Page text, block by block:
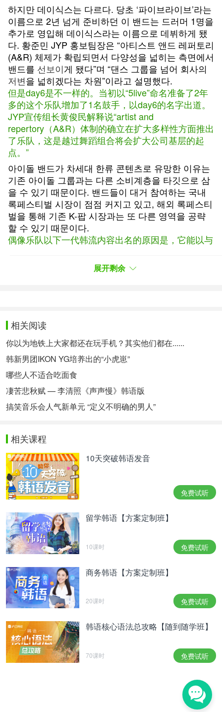
하지만 데이식스는 다르다. 당초 ‘파이브라이브’라는
이름으로 2년 넘게 준비하던 이 밴드는 드러머 1명을
추가로 영입해 데이식스라는 이름으로 데뷔하게 됐
다. 황준민 JYP 홍보팀장은 “아티스트 앤드 레퍼토리
(A&R) 체제가 확립되면서 다양성을 넓히는 측면에서
밴드를 선보이게 됐다”며 “댄스 그룹을 넘어 회사의
저변을 넓히겠다는 차원”이라고 설명했다.
但是day6是不一样的。当初以“5live”命名准备了2年
多的这个乐队增加了1名鼓手，以day6的名字出道。
JYP宣传组长黄俊民解释说“artist and
repertory（A&R）体制的确立在扩大多样性方面推出
了乐队，这是越过舞蹈组合将会扩大公司基层的起
点。”
아이돌 밴드가 차세대 한류 콘텐츠로 유망한 이유는
기존 아이돌 그룹과는 다른 소비계층을 타깃으로 삼
을 수 있기 때문이다. 밴드들이 대거 참여하는 국내
록페스티벌 시장이 점점 커지고 있고, 해외 록페스티
벌을 통해 기존 K-팝 시장과는 또 다른 영역을 공략
할 수 있기 때문이다.
偶像乐队以下一代韩流内容出名的原因是，它能以与
参加的国内摇滚庆典市场正在逐渐变大，通过海外摇
滚庆典也能攻占与现有的K-POP市场不同的其他领
기를 누리고 있다. 밴드에 대한 인프라와 확고한 시
장이 구축된 일본에서 FT아일랜드와 씨엔블루는 ‘아
이돌’인 동시에 ‘밴드’로 분류되기 때문이다.
以FT Island和CNBLUE为例，在日本，由于日元贬
值现象和政治右倾导致韩流市场颓败，而他们依然人
气正旺。因为在基础设施和稳定市场构成的日本，
FTIsland和CNBLUE不仅是“偶像”，同时也被分类
为“乐队”。
션’ ‘지브라 뮤직페스티벌’ ‘이나즈마 록페스티벌’ 등
에 공식 초청받았고 일본 아레나 투어, 홀 투어, 제프
투어 등을 꾸준히 진행하고 있다. 씨엔블루 역시 서
머소닉을 비롯해 다수 록페스티벌에서 무르익은 기
량을 발휘했고 14일 발표한 신곡 ‘신데렐라’ 역시 각
종 음원사이트 1위를 기록했다. 이런 성공 사례를 경
험한 FNC는 한국을 넘어 중국에서도 아카데미 사업
을 진행하고 있고, 올해 초에는 신인 밴드 엔플라잉
까지 론칭하며 시장
FT Island去年也收到了“Summer Sonic”“a-
nation”“Zebra Music Festival”“Inazuma Rock
Festival”等的正式邀请，也一直在参加日本的Arena
tour，Hall tour，Zepp tour等。CNBLUE在包括
Summer Sonic在内的多数摇滚庆典中发挥娴熟技
巧，14日发表的新歌“灰姑娘”也登上了各大音源网站
也正进行着学院事业，今年初推出新人乐队
N.Flying，提高了市场份额。
‘우 물 안 개구리’와 ‘아이들 취향’이라 폄하되던 한국
과를 내기 시작한 건 불과 10년 전이다. 해외에서 인
정받자 국내에서 그들을 바라보는 눈도 달라졌다. 해
외의 평가를 더 중하게 여기는 ‘문화 사대주의’가여
展开剩余
相关阅读
你以为地铁上大家都还在玩手机？其实他们都在......
韩新男团IKON YG培养出的“小虎崽”
哪些人不适合吃面食
凄苦悲秋赋 — 李清照《声声慢》韩语版
搞笑音乐会人气新单元 “定义不明确的男人”
相关课程
10天突破韩语发音
免费试听
留学韩语【方案定制班】
10课时 免费试听
商务韩语【方案定制班】
20课时 免费试听
韩语核心语法总攻略【随到随学班】
70课时 免费试听